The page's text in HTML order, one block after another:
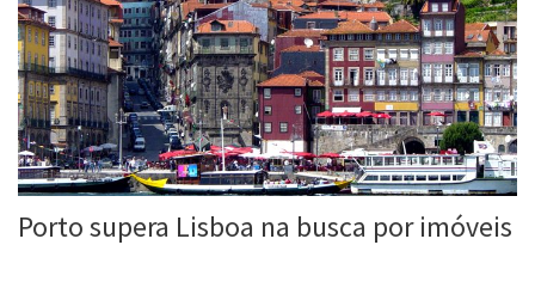
Porto supera Lisboa na busca por imóveis